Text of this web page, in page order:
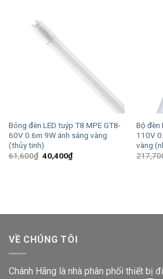
Bóng đèn LED tuýp T8 MPE GT8-
60V 0.6m 9W ánh sáng vàng
(thủy tinh)
61,600₫ Giá
gốc
40,400₫Giá
hiện
Bộ đèn
110V
vàng
VỀ CHÚNG TÔI
Chánh Hãng là nhà phân phối thiết bị